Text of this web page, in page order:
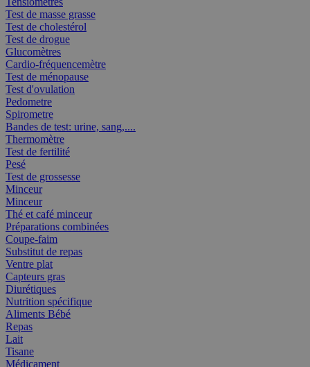
Test de masse grasse
Test de cholestérol
Test de drogue
Glucomètres
Cardio-fréquencemètre
Test de ménopause
Test d'ovulation
Pedometre
Spirometre
Bandes de test: urine, sang,....
Thermomètre
Test de fertilité
Pesé
Test de grossesse
Minceur
Minceur
Thé et café minceur
Préparations combinées
Coupe-faim
Substitut de repas
Ventre plat
Capteurs gras
Diurétiques
Nutrition spécifique
Aliments Bébé
Repas
Lait
Tisane
Médicament